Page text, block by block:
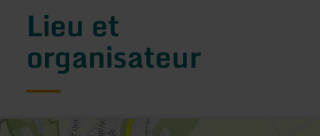
Lieu et
organisateur